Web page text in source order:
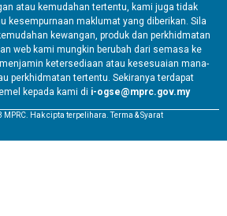
atau kemudahan tertentu, kami juga tidak
kesempurnaan maklumat yang diberikan. Sila
kewangan, produk dan perkhidmatan
web kami mungkin berubah dari semasa ke
ketersediaan atau kesesuaian mana-
perkhidmatan tertentu. Sekiranya terdapat
kepada kami di i-ogse@mprc.gov.my
MPRC. Hak cipta terpelihara. Terma & Syarat